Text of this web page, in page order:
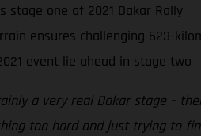
stage one of 2021 Dakar Rally
ensures challenging 623-
event lie ahead in stage two
a very real Dakar stage –
too hard and just trying to